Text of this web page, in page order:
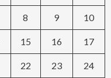
8 9 10
15 16 17
22 23 24